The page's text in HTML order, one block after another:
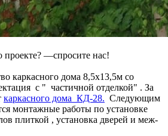
проекте? —спросите нас!
каркасного дома 8,5х13,5м со
с " частичной отделкой" . За
каркасного дома КД-28. Следующим
монтажные работы по установке
плиткой , установка дверей и меж-